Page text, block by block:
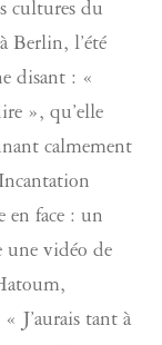
cultures du
Berlin, l’été
disant : «
», qu’elle
calmement
en face : un
une vidéo de
J’aurais tant à